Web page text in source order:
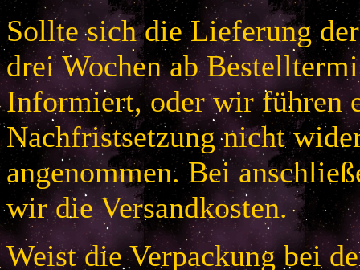
Sollte sich die Lieferung
drei Wochen ab
Informiert, oder wir führen
Nachfristsetzung nicht
angenommen. Bei
wir die Versandkosten.
Weist die Verpackung bei